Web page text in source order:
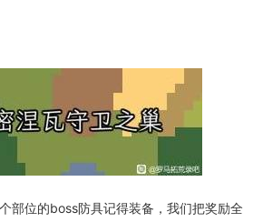
部位的boss防具记得装备，我们把奖励全